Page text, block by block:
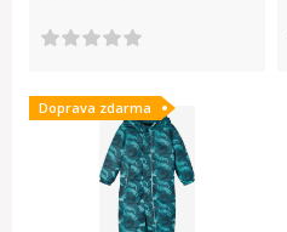
Doprava zdarma